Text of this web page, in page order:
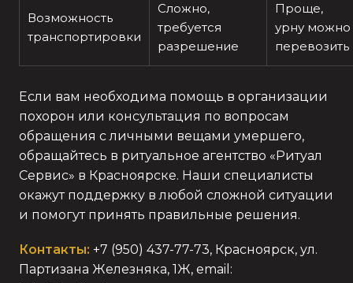
Возможность
транспортировки
Сложно,
требуется
разрешение
Проще,
урну можно
перевозить
Если вам необходима помощь в организации
похорон или консультация по вопросам
обращения с личными вещами умершего,
обращайтесь в ритуальное агентство «Ритуал
Сервис» в Красноярске. Наши специалисты
окажут поддержку в любой сложной ситуации
и помогут принять правильные решения.
Контакты: +7 (950) 437-77-73, Красноярск, ул.
Партизана Железняка, 1Ж, email: